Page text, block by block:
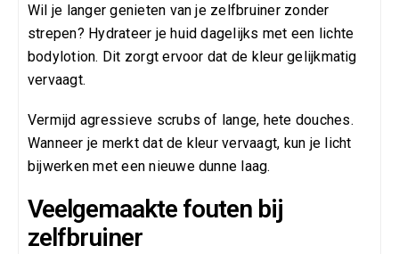
Wil je langer genieten van je zelfbruiner zonder
strepen? Hydrateer je huid dagelijks met een lichte
bodylotion. Dit zorgt ervoor dat de kleur gelijkmatig
vervaagt.
Vermijd agressieve scrubs of lange, hete douches.
Wanneer je merkt dat de kleur vervaagt, kun je licht
bijwerken met een nieuwe dunne laag.
Veelgemaakte fouten bij
zelfbruiner